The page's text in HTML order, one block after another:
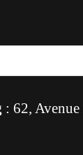
: 62,